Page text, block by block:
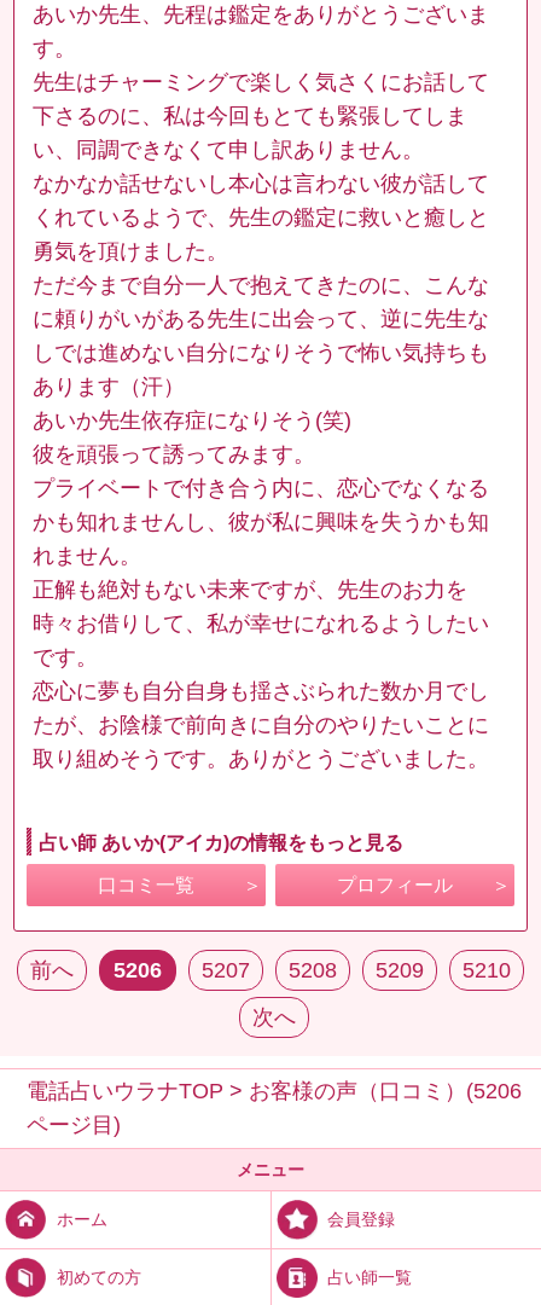
あいか先生、先程は鑑定をありがとうございま
す。
先生はチャーミングで楽しく気さくにお話して
下さるのに、私は今回もとても緊張してしま
い、同調できなくて申し訳ありません。
なかなか話せないし本心は言わない彼が話して
くれているようで、先生の鑑定に救いと癒しと
勇気を頂けました。
ただ今まで自分一人で抱えてきたのに、こんな
に頼りがいがある先生に出会って、逆に先生な
しでは進めない自分になりそうで怖い気持ちも
あります（汗）
あいか先生依存症になりそう(笑)
彼を頑張って誘ってみます。
プライベートで付き合う内に、恋心でなくなる
かも知れませんし、彼が私に興味を失うかも知
れません。
正解も絶対もない未来ですが、先生のお力を
時々お借りして、私が幸せになれるようしたい
です。
恋心に夢も自分自身も揺さぶられた数か月でし
たが、お陰様で前向きに自分のやりたいことに
取り組めそうです。ありがとうございました。
占い師 あいか(アイカ)の情報をもっと見る
口コミ一覧 プロフィール
前へ 5206 5207 5208 5209
5210
次へ
電話占いウラナTOP > お客様の声（口コミ）(5206
ページ目)
メニュー
ホーム 会員登録
初めての方 占い師一覧